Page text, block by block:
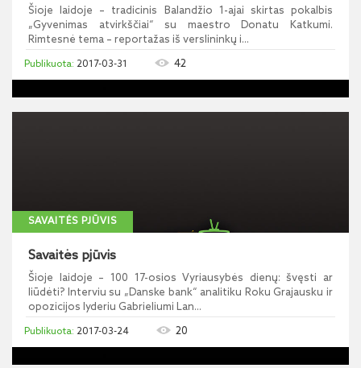
Šioje laidoje – tradicinis Balandžio 1-ajai skirtas pokalbis
„Gyvenimas atvirkščiai“ su maestro Donatu Katkumi.
Rimtesnė tema – reportažas iš verslininkų i...
2017-03-31 42
SAVAITĖS PJŪVIS
Savaitės pjūvis
Šioje laidoje – 100 17-osios Vyriausybės dienų: švęsti ar
liūdėti? Interviu su „Danske bank“ analitiku Roku Grajausku ir
opozicijos lyderiu Gabrieliumi Lan...
2017-03-24 20